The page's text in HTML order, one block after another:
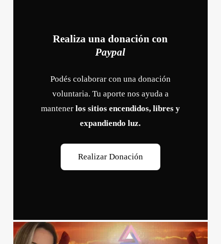
Realiza una donación con
Paypal
Podés colaborar con una donación
voluntaria. Tu aporte nos ayuda a
mantener los sitios encendidos, libres y
expandiendo luz.
Realizar Donación